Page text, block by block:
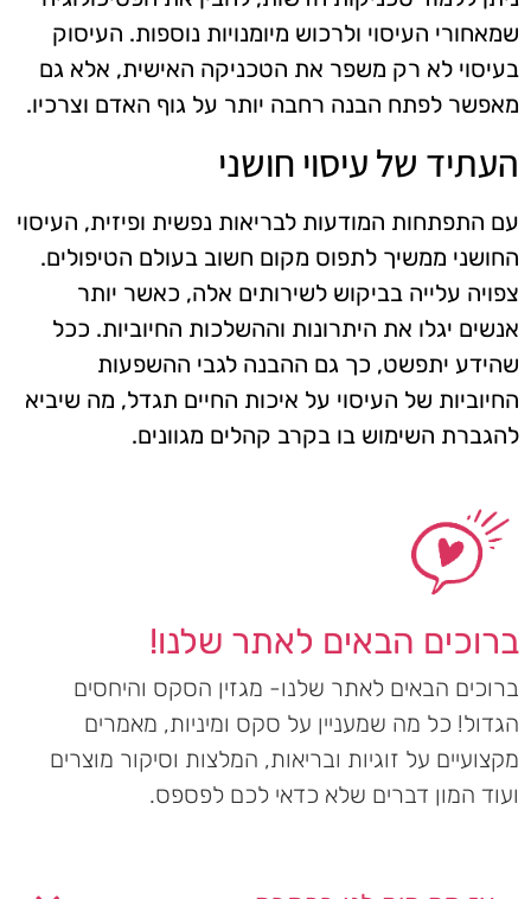
שמאחורי העיסוי ולרכוש מיומנויות נוספות. העיסוק
בעיסוי לא רק משפר את הטכניקה האישית, אלא גם
מאפשר לפתח הבנה רחבה יותר על גוף האדם וצרכיו.
העתיד של עיסוי חושני
עם התפתחות המודעות לבריאות נפשית ופיזית, העיסוי
החושני ממשיך לתפוס מקום חשוב בעולם הטיפולים.
צפויה עלייה בביקוש לשירותים אלה, כאשר יותר
אנשים יגלו את היתרונות וההשלכות החיוביות. ככל
שהידע יתפשט, כך גם ההבנה לגבי ההשפעות
החיוביות של העיסוי על איכות החיים תגדל, מה שיביא
להגברת השימוש בו בקרב קהלים מגוונים.
ברוכים הבאים לאתר שלנו!
ברוכים הבאים לאתר שלנו- מגזין הסקס והיחסים
הגדול! כל מה שמעניין על סקס ומיניות, מאמרים
מקצועיים על זוגיות ובריאות, המלצות וסיקור מוצרים
ועוד המון דברים שלא כדאי לכם לפספס.